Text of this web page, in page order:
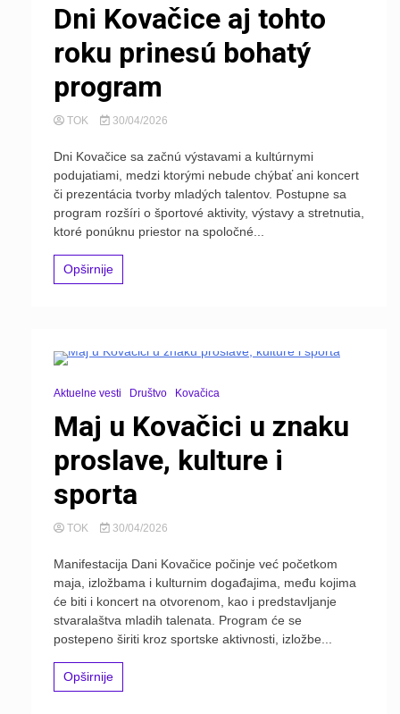
Dni Kovačice aj tohto
roku prinesú bohatý
program
TOK 30/04/2026
Dni Kovačice sa začnú výstavami a kultúrnymi
podujatiami, medzi ktorými nebude chýbať ani koncert
či prezentácia tvorby mladých talentov. Postupne sa
program rozšíri o športové aktivity, výstavy a stretnutia,
ktoré ponúknu priestor na spoločné...
Opširnije
Aktuelne vesti Društvo Kovačica
Maj u Kovačici u znaku
proslave, kulture i
sporta
TOK 30/04/2026
Manifestacija Dani Kovačice počinje već početkom
maja, izložbama i kulturnim događajima, među kojima
će biti i koncert na otvorenom, kao i predstavljanje
stvaralaštva mladih talenata. Program će se
postepeno širiti kroz sportske aktivnosti, izložbe...
Opširnije